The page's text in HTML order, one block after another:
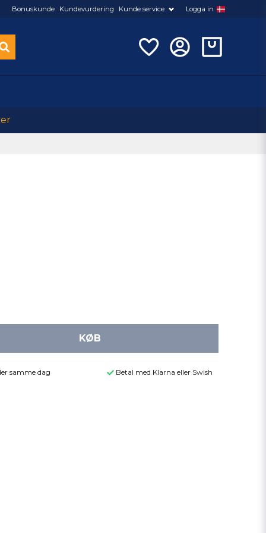
Bonuskunde Kundevurdering Kunde service Logga in
KØB
samme dag Betal med Klarna eller Swish